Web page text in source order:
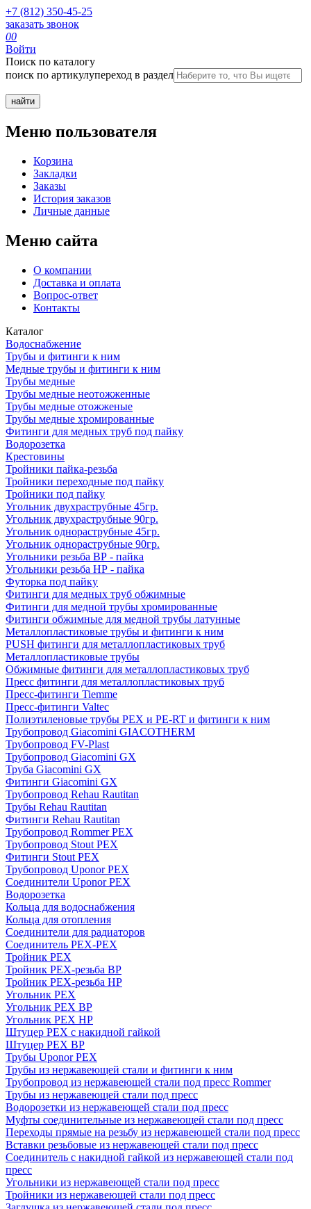
+7 (812) 350-45-25
заказать звонок
00
Войти
Поиск по каталогу
поиск по артикулупереход в раздел
Меню пользователя
Корзина
Закладки
Заказы
История заказов
Личные данные
Меню сайта
О компании
Доставка и оплата
Вопрос-ответ
Контакты
Каталог
Водоснабжение
Трубы и фитинги к ним
Медные трубы и фитинги к ним
Трубы медные
Трубы медные неотожженные
Трубы медные отожженые
Трубы медные хромированные
Фитинги для медных труб под пайку
Водорозетка
Крестовины
Тройники пайка-резьба
Тройники переходные под пайку
Тройники под пайку
Угольник двухраструбные 45гр.
Угольник двухраструбные 90гр.
Угольник однораструбные 45гр.
Угольник однораструбные 90гр.
Угольники резьба ВР - пайка
Угольники резьба НР - пайка
Футорка под пайку
Фитинги для медных труб обжимные
Фитинги для медной трубы хромированные
Фитинги обжимные для медной трубы латунные
Металлопластиковые трубы и фитинги к ним
PUSH фитинги для металлопластиковых труб
Металлопластиковые трубы
Обжимные фитинги для металлопластиковых труб
Пресс фитинги для металлопластиковых труб
Пресс-фитинги Tiemme
Пресс-фитинги Valtec
Полиэтиленовые трубы PEX и PE-RT и фитинги к ним
Трубопровод Giacomini GIACOTHERM
Трубопровод FV-Plast
Трубопровод Giacomini GX
Труба Giacomini GX
Фитинги Giacomini GX
Трубопровод Rehau Rautitan
Трубы Rehau Rautitan
Фитинги Rehau Rautitan
Трубопровод Rommer PEX
Трубопровод Stout PEX
Фитинги Stout PEX
Трубопровод Uponor PEX
Соединители Uponor PEX
Водорозетка
Кольца для водоснабжения
Кольца для отопления
Соединители для радиаторов
Соединитель PEX-PEX
Тройник PEX
Тройник PEX-резьба ВР
Тройник PEX-резьба НР
Угольник PEX
Угольник PEX ВР
Угольник PEX НР
Штуцер PEX c накидной гайкой
Штуцер PEX ВР
Трубы Uponor PEX
Трубы из нержавеющей стали и фитинги к ним
Трубопровод из нержавеющей стали под пресс Rommer
Трубы из нержавеющей стали под пресс
Водорозетки из нержавеющей стали под пресс
Муфты соединительные из нержавеющей стали под пресс
Переходы прямые на резьбу из нержавеющей стали под пресс
Вставки резьбовые из нержавеющей стали под пресс
Соединитель с накидной гайкой из нержавеющей стали под
пресс
Угольники из нержавеющей стали под пресс
Тройники из нержавеющей стали под пресс